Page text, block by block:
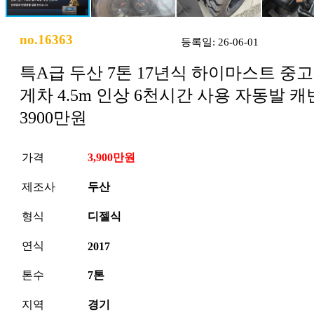
no.16363 등록일: 26-06-01
특A급 두산 7톤 17년식 하이마스트 중
게차 4.5m 인상 6천시간 사용 자동발 캐
3900만원
가격 3,900만원
제조사 두산
형식 디젤식
연식 2017
톤수 7톤
지역 경기